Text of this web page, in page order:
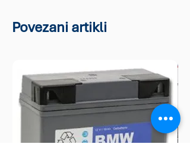
Povezani artikli